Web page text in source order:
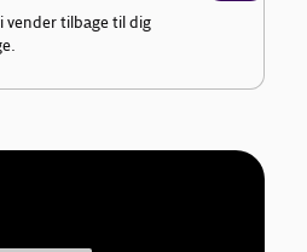
vender tilbage til dig